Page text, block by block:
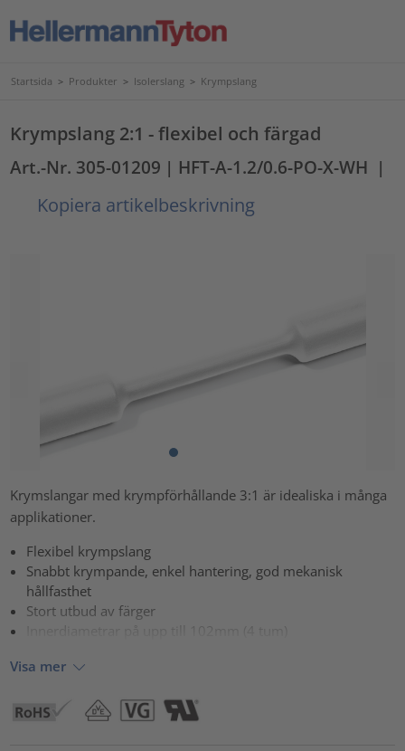
Startsida > Produkter > Isolerslang > Krympslang
Krympslang 2:1 - flexibel och färgad
Art.-Nr. 305-01209 | HFT-A-1.2/0.6-PO-X-WH |
Kopiera artikelbeskrivning
Krymslangar med krympförhållande 3:1 är idealiska i många
applikationer.
Flexibel krympslang
Snabbt krympande, enkel hantering, god mekanisk
hållfasthet
Stort utbud av färger
Visa mer